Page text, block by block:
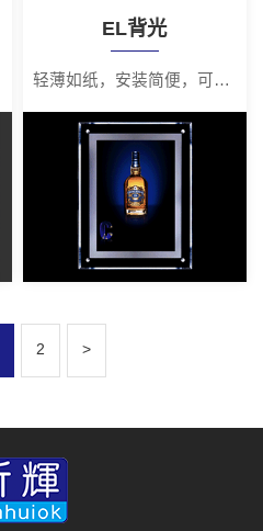
EL背光
轻薄如纸，安装简便，可随意拆装
2 >